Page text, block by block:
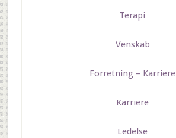
Terapi
Venskab
Forretning – Karriere
Karriere
Ledelse